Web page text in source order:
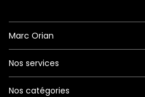
Marc Orian
Nos services
Nos catégories